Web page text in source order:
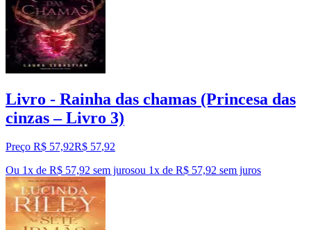
Livro - Rainha das chamas (Princesa das
cinzas – Livro 3)
Preço R$ 57,92R$ 57,92
Ou 1x de R$ 57,92 sem jurosou 1x de R$ 57,92 sem juros